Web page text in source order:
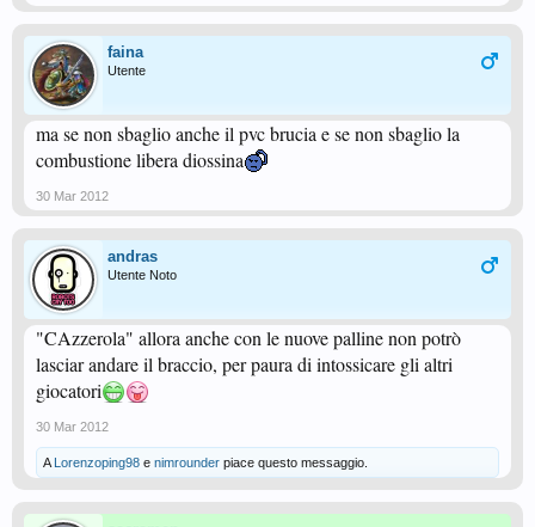
faina
Utente
ma se non sbaglio anche il pvc brucia e se non sbaglio la
combustione libera diossina
30 Mar 2012
andras
Utente Noto
"CAzzerola" allora anche con le nuove palline non potrò
lasciar andare il braccio, per paura di intossicare gli altri
giocatori
30 Mar 2012
A Lorenzoping98 e nimrounder piace questo messaggio.